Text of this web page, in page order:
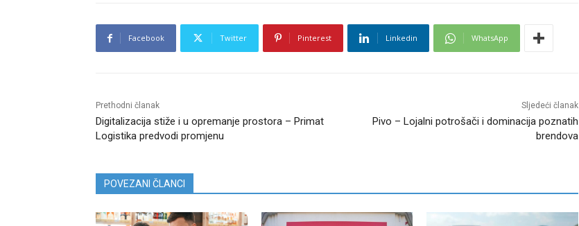
Facebook Twitter Pinterest Linkedin WhatsApp
Prethodni članak
Digitalizacija stiže i u opremanje prostora – Primat
Logistika predvodi promjenu
Sljedeći članak
Pivo – Lojalni potrošači i dominacija poznatih
brendova
POVEZANI ČLANCI